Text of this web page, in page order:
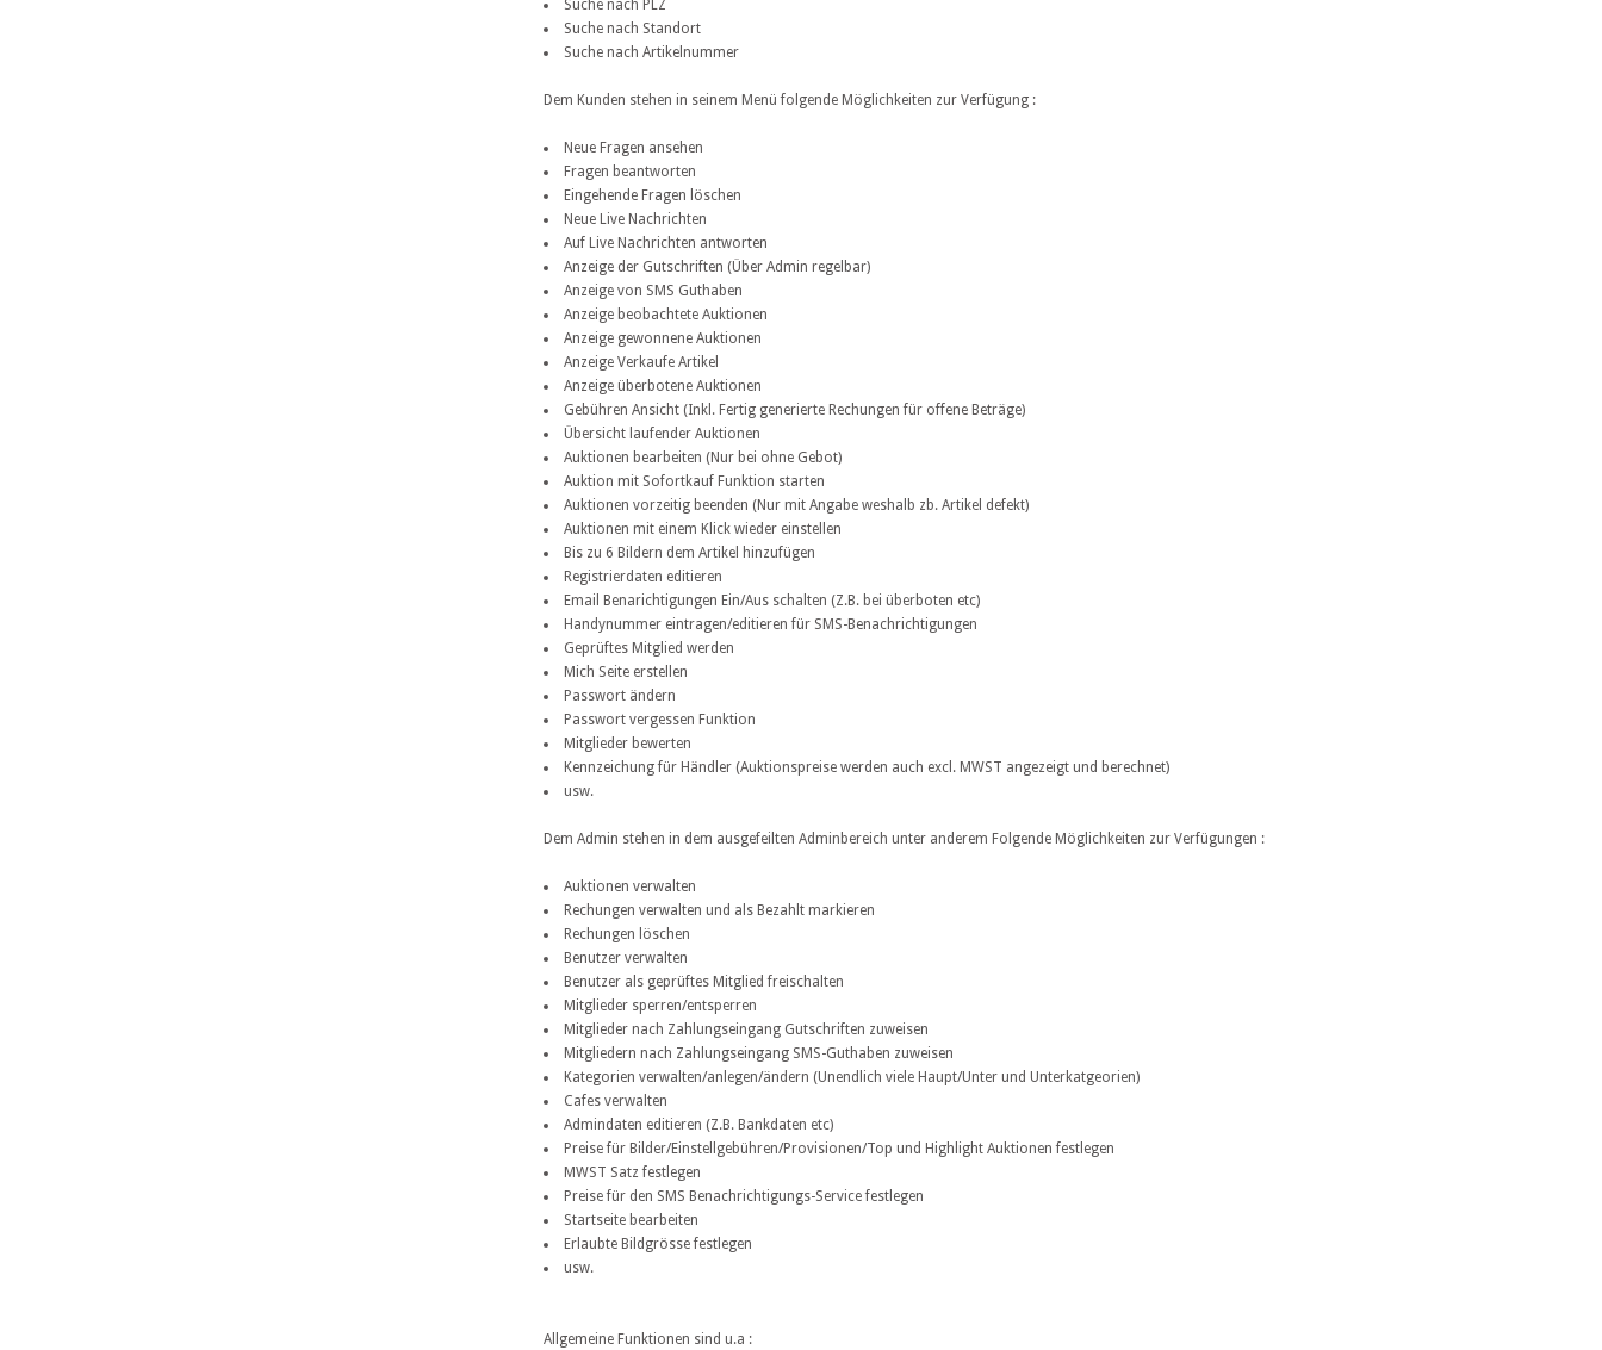
Suche nach PLZ
Suche nach Standort
Suche nach Artikelnummer
Dem Kunden stehen in seinem Menü folgende Möglichkeiten zur Verfügung :
Neue Fragen ansehen
Fragen beantworten
Eingehende Fragen löschen
Neue Live Nachrichten
Auf Live Nachrichten antworten
Anzeige der Gutschriften (Über Admin regelbar)
Anzeige von SMS Guthaben
Anzeige beobachtete Auktionen
Anzeige gewonnene Auktionen
Anzeige Verkaufe Artikel
Anzeige überbotene Auktionen
Gebühren Ansicht (Inkl. Fertig generierte Rechungen für offene Beträge)
Übersicht laufender Auktionen
Auktionen bearbeiten (Nur bei ohne Gebot)
Auktion mit Sofortkauf Funktion starten
Auktionen vorzeitig beenden (Nur mit Angabe weshalb zb. Artikel defekt)
Auktionen mit einem Klick wieder einstellen
Bis zu 6 Bildern dem Artikel hinzufügen
Registrierdaten editieren
Email Benarichtigungen Ein/Aus schalten (Z.B. bei überboten etc)
Handynummer eintragen/editieren für SMS-Benachrichtigungen
Geprüftes Mitglied werden
Mich Seite erstellen
Passwort ändern
Passwort vergessen Funktion
Mitglieder bewerten
Kennzeichung für Händler (Auktionspreise werden auch excl. MWST angezeigt und berechnet)
usw.
Dem Admin stehen in dem ausgefeilten Adminbereich unter anderem Folgende Möglichkeiten zur Verfügungen :
Auktionen verwalten
Rechungen verwalten und als Bezahlt markieren
Rechungen löschen
Benutzer verwalten
Benutzer als geprüftes Mitglied freischalten
Mitglieder sperren/entsperren
Mitglieder nach Zahlungseingang Gutschriften zuweisen
Mitgliedern nach Zahlungseingang SMS-Guthaben zuweisen
Kategorien verwalten/anlegen/ändern (Unendlich viele Haupt/Unter und Unterkatgeorien)
Cafes verwalten
Admindaten editieren (Z.B. Bankdaten etc)
Preise für Bilder/Einstellgebühren/Provisionen/Top und Highlight Auktionen festlegen
MWST Satz festlegen
Preise für den SMS Benachrichtigungs-Service festlegen
Startseite bearbeiten
Erlaubte Bildgrösse festlegen
usw.
Allgemeine Funktionen sind u.a :